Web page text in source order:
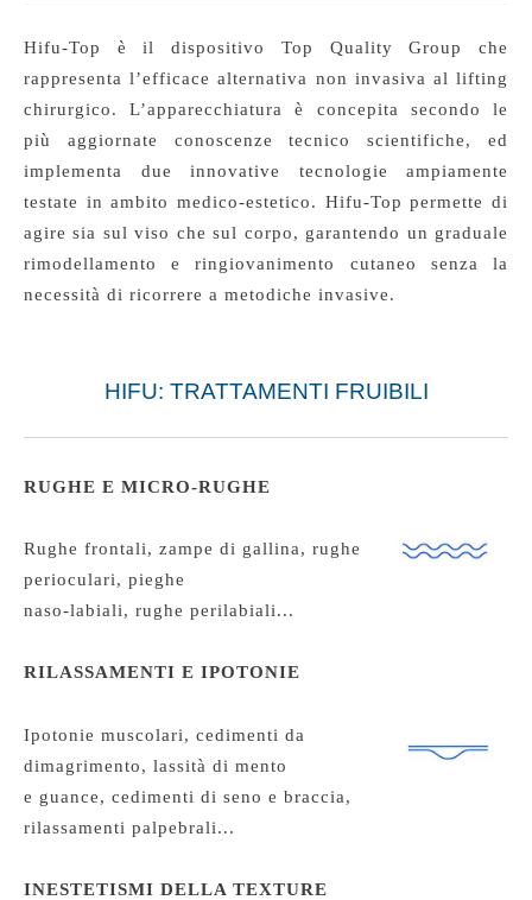
Hifu-Top è il dispositivo Top Quality Group che
rappresenta l’efficace alternativa non invasiva al lifting
chirurgico. L’apparecchiatura è concepita secondo le
più aggiornate conoscenze tecnico scientifiche, ed
implementa due innovative tecnologie ampiamente
testate in ambito medico-estetico. Hifu-Top permette di
agire sia sul viso che sul corpo, garantendo un graduale
rimodellamento e ringiovanimento cutaneo senza la
necessità di ricorrere a metodiche invasive.
HIFU: TRATTAMENTI FRUIBILI
RUGHE E MICRO-RUGHE
Rughe frontali, zampe di gallina, rughe
perioculari, pieghe
naso-labiali, rughe perilabiali...
RILASSAMENTI E IPOTONIE
Ipotonie muscolari, cedimenti da
dimagrimento, lassità di mento
e guance, cedimenti di seno e braccia,
rilassamenti palpebrali...
INESTETISMI DELLA TEXTURE